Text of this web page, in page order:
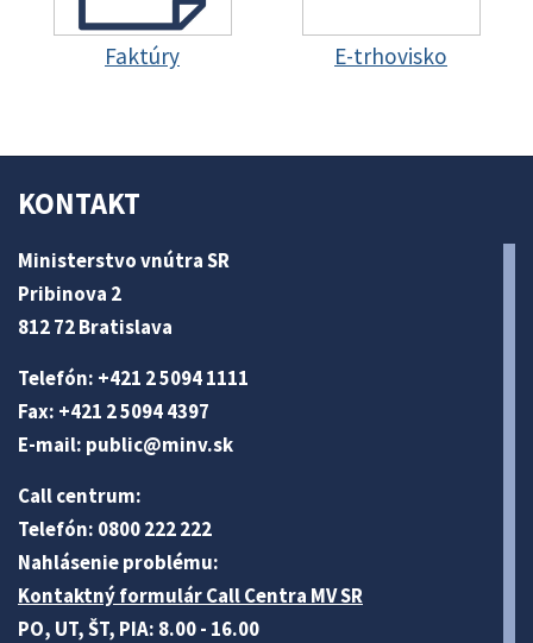
Faktúry E-trhovisko
KONTAKT
Ministerstvo vnútra SR
Pribinova 2
812 72 Bratislava
Telefón: +421 2 5094 1111
Fax: +421 2 5094 4397
E-mail: public@minv.sk
Call centrum:
Telefón: 0800 222 222
Nahlásenie problému:
Kontaktný formulár Call Centra MV SR
PO, UT, ŠT, PIA: 8.00 - 16.00